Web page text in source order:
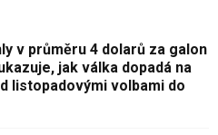
v průměru 4 dolarů za galon
jak válka dopadá na
listopadovými volbami do